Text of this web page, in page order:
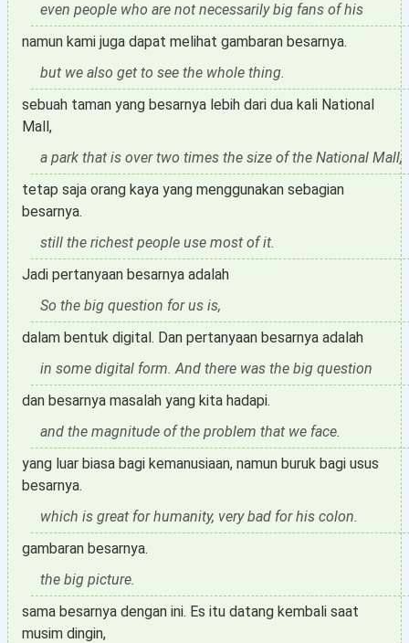
even people who are not necessarily big fans of his
namun kami juga dapat melihat gambaran besarnya.
but we also get to see the whole thing.
sebuah taman yang besarnya lebih dari dua kali National
Mall,
a park that is over two times the size of the National Mall,
tetap saja orang kaya yang menggunakan sebagian
besarnya.
still the richest people use most of it.
Jadi pertanyaan besarnya adalah
So the big question for us is,
dalam bentuk digital. Dan pertanyaan besarnya adalah
in some digital form. And there was the big question
dan besarnya masalah yang kita hadapi.
and the magnitude of the problem that we face.
yang luar biasa bagi kemanusiaan, namun buruk bagi usus
besarnya.
which is great for humanity, very bad for his colon.
gambaran besarnya.
the big picture.
sama besarnya dengan ini. Es itu datang kembali saat
musim dingin,